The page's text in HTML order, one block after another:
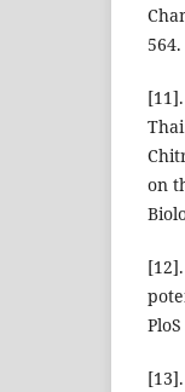
564.
on